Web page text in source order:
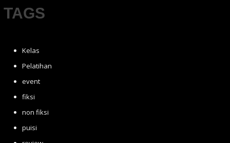
TAGS
Kelas
Pelatihan
event
fiksi
non fiksi
puisi